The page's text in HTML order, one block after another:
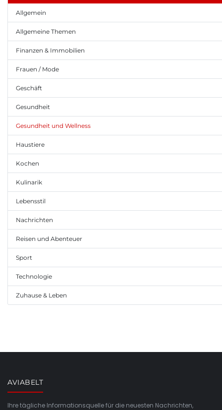
Allgemein
Allgemeine Themen
Finanzen & Immobilien
Frauen / Mode
Geschäft
Gesundheit
Gesundheit und Wellness
Haustiere
Kochen
Kulinarik
Lebensstil
Nachrichten
Reisen und Abenteuer
Sport
Technologie
Zuhause & Leben
AVIABELT
Ihre tägliche Informationsquelle für die neuesten Nachrichten,